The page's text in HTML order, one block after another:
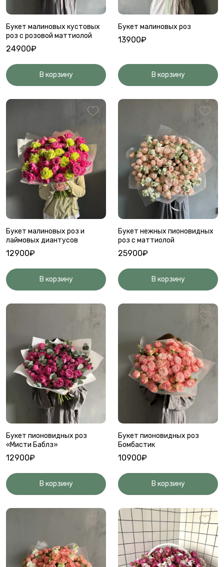
Букет малиновых кустовых
роз с розовой маттиолой
24900₽
В корзину
Букет малиновых роз
13900₽
В корзину
Букет малиновых роз и
лаймовых диантусов
12900₽
В корзину
Букет нежных пионовидных
роз с маттиолой
25900₽
В корзину
Букет пионовидных роз
«Мисти Баблз»
12900₽
В корзину
Букет пионовидных роз
Бомбастик
10900₽
В корзину